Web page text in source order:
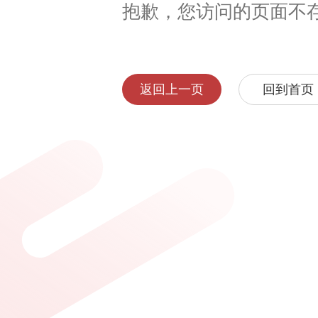
抱歉，您访问的页面不
返回上一页 回到首页